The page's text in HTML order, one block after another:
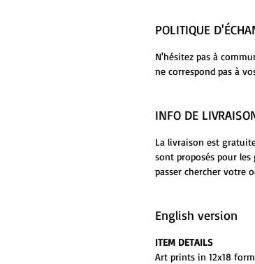
POLITIQUE
N'hésitez pas à
ne correspond pas à
INFO DE
La livraison est
sont proposés pour
passer chercher votre
English version
ITEM DETAILS
Art prints in 12x18